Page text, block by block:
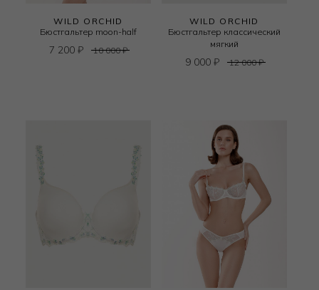
WILD ORCHID
Бюстгальтер moon-half
7 200 ₽ 10 000₽
WILD ORCHID
Бюстгальтер классический
мягкий
9 000 ₽ 12 000₽